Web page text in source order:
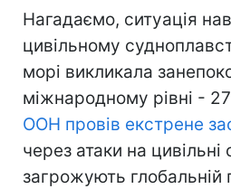
Нагадаємо, ситуація
цивільному
морі викликала
міжнародному рівні -
ООН провів екстрене
через атаки на цивільні
загрожують глобальній